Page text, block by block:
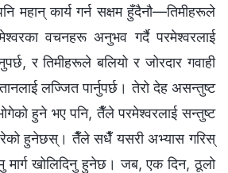
महान् कार्य गर्न सक्षम हुँदैनौ—तिमीहरूले
वचनहरू अनुभव गर्दै परमेश्‍वरलाई
र तिमीहरूले बलियो र जोरदार गवाही
लज्जित पार्नुपर्छ। तेरो देह असन्तुष्ट
हुने भए पनि, तैँले परमेश्‍वरलाई सन्तुष्ट
हुनेछस्। तैँले सधैँ यसरी अभ्यास गरिस्
मार्ग खोलिदिनु हुनेछ। जब, एक दिन, ठूलो